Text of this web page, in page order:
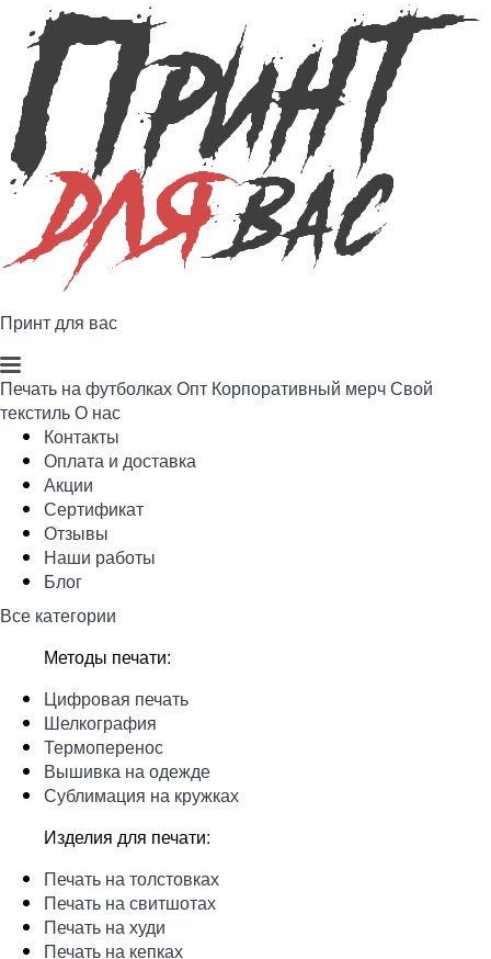
Принт для вас
Печать на футболкахОпт Корпоративный мерчСвой
текстильО нас
Контакты
Оплата и доставка
Акции
Сертификат
Отзывы
Наши работы
Блог
Все категории
Методы печати:
Цифровая печать
Шелкография
Термоперенос
Вышивка на одежде
Сублимация на кружках
Изделия для печати:
Печать на толстовках
Печать на свитшотах
Печать на худи
Печать на кепках